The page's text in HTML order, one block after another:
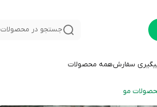
جستجو در محصولات
سفارشهمه محصولات
مو